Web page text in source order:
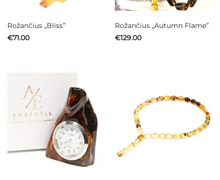
Rožančius „Bliss”
€71.00
Rožančius „Autumn Flame”
€129.00